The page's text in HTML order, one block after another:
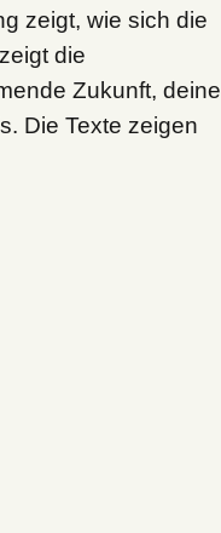
zeigt, wie sich die
die
Zukunft, deine
Die Texte zeigen